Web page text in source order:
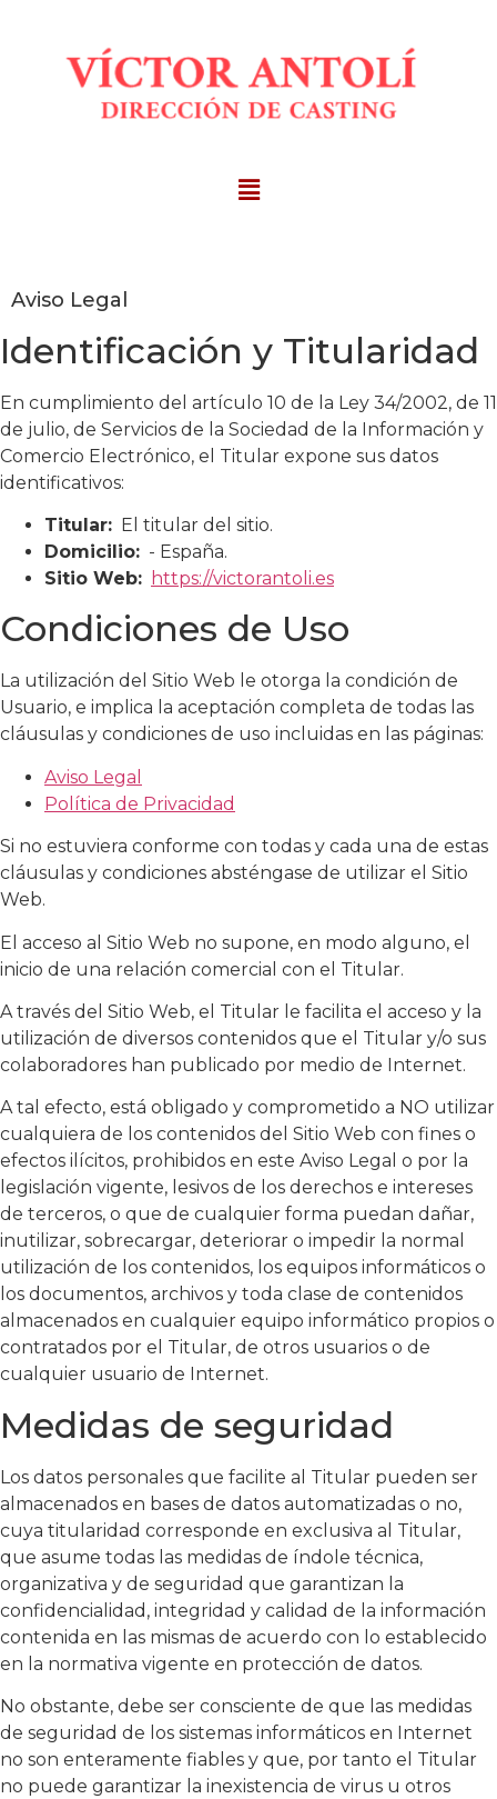
Aviso Legal
Identificación y Titularidad
En cumplimiento del artículo 10 de la Ley 34/2002, de 11
de julio, de Servicios de la Sociedad de la Información y
Comercio Electrónico, el Titular expone sus datos
identificativos:
Titular: El titular del sitio.
Domicilio: - España.
Sitio Web: https://victorantoli.es
Condiciones de Uso
La utilización del Sitio Web le otorga la condición de
Usuario, e implica la aceptación completa de todas las
cláusulas y condiciones de uso incluidas en las páginas:
Aviso Legal
Política de Privacidad
Si no estuviera conforme con todas y cada una de estas
cláusulas y condiciones absténgase de utilizar el Sitio
Web.
El acceso al Sitio Web no supone, en modo alguno, el
inicio de una relación comercial con el Titular.
A través del Sitio Web, el Titular le facilita el acceso y la
utilización de diversos contenidos que el Titular y/o sus
colaboradores han publicado por medio de Internet.
A tal efecto, está obligado y comprometido a NO utilizar
cualquiera de los contenidos del Sitio Web con fines o
efectos ilícitos, prohibidos en este Aviso Legal o por la
legislación vigente, lesivos de los derechos e intereses
de terceros, o que de cualquier forma puedan dañar,
inutilizar, sobrecargar, deteriorar o impedir la normal
utilización de los contenidos, los equipos informáticos o
los documentos, archivos y toda clase de contenidos
almacenados en cualquier equipo informático propios o
contratados por el Titular, de otros usuarios o de
cualquier usuario de Internet.
Medidas de seguridad
Los datos personales que facilite al Titular pueden ser
almacenados en bases de datos automatizadas o no,
cuya titularidad corresponde en exclusiva al Titular,
que asume todas las medidas de índole técnica,
organizativa y de seguridad que garantizan la
confidencialidad, integridad y calidad de la información
contenida en las mismas de acuerdo con lo establecido
en la normativa vigente en protección de datos.
No obstante, debe ser consciente de que las medidas
de seguridad de los sistemas informáticos en Internet
no son enteramente fiables y que, por tanto el Titular
no puede garantizar la inexistencia de virus u otros